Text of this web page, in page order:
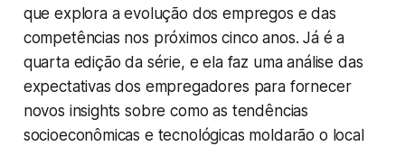
que explora a evolução dos empregos e das
competências nos próximos cinco anos. Já é a
quarta edição da série, e ela faz uma análise das
expectativas dos empregadores para fornecer
novos insights sobre como as tendências
socioeconômicas e tecnológicas moldarão o local